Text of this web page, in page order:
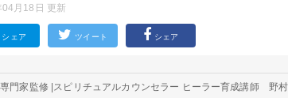
月18日 更新
シェア ツイート シェア
専門家監修 | スピリチュアルカウンセラー ヒーラー育成講師 野